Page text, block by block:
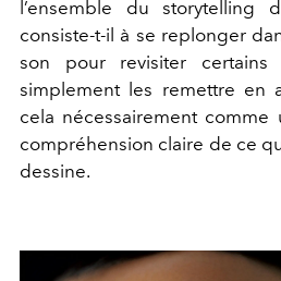
l’ensemble du storytelling
consiste-t-il à se replonger
son pour revisiter
simplement les remettre en
cela nécessairement comme
compréhension claire de ce
dessine.